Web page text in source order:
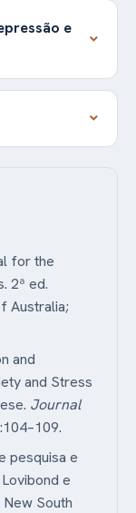
e
for the
2ª ed.
Australia;
and
and Stress
Journal
pesquisa e
e
South